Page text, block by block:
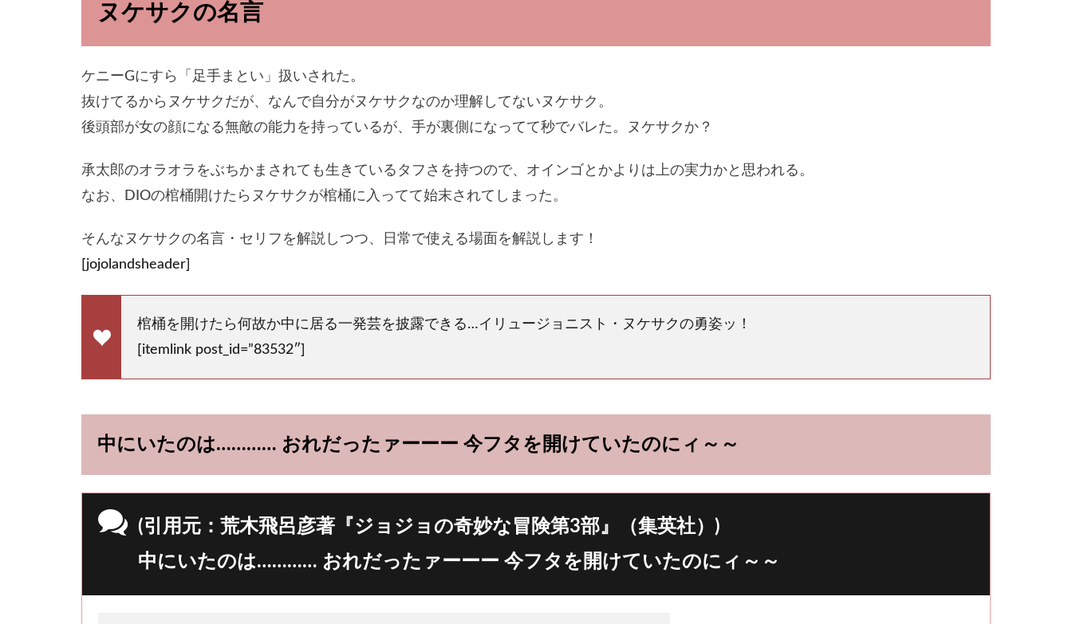
ヌケサクの名言
ケニーGにすら「足手まとい」扱いされた。
抜けてるからヌケサクだが、なんで自分がヌケサクなのか理解してないヌケサク。
後頭部が女の顔になる無敵の能力を持っているが、手が裏側になってて秒でバレた。ヌケサクか？
承太郎のオラオラをぶちかまされても生きているタフさを持つので、オインゴとかよりは上の実力かと思われる。
なお、DIOの棺桶開けたらヌケサクが棺桶に入ってて始末されてしまった。
そんなヌケサクの名言・セリフを解説しつつ、日常で使える場面を解説します！
[jojolandsheader]
棺桶を開けたら何故か中に居る一発芸を披露できる…イリュージョニスト・ヌケサクの勇姿ッ！
[itemlink post_id=”83532″]
中にいたのは………… おれだったァーーー 今フタを開けていたのにィ～～
(引用元：荒木飛呂彦著『ジョジョの奇妙な冒険第3部』（集英社）)
中にいたのは………… おれだったァーーー 今フタを開けていたのにィ～～